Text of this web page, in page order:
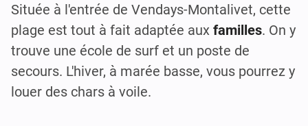
Située à l'entrée de Vendays-Montalivet, cette
plage est tout à fait adaptée aux familles. On y
trouve une école de surf et un poste de
secours. L'hiver, à marée basse, vous pourrez y
louer des chars à voile.